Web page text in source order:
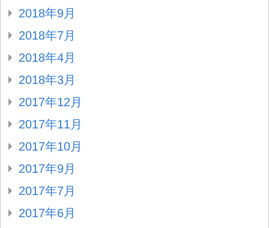
2018年9月
2018年7月
2018年4月
2018年3月
2017年12月
2017年11月
2017年10月
2017年9月
2017年7月
2017年6月